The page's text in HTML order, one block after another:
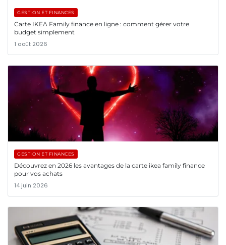
GESTION ET FINANCES
Carte IKEA Family finance en ligne : comment gérer votre
budget simplement
1 août 2026
GESTION ET FINANCES
Découvrez en 2026 les avantages de la carte ikea family finance
pour vos achats
14 juin 2026